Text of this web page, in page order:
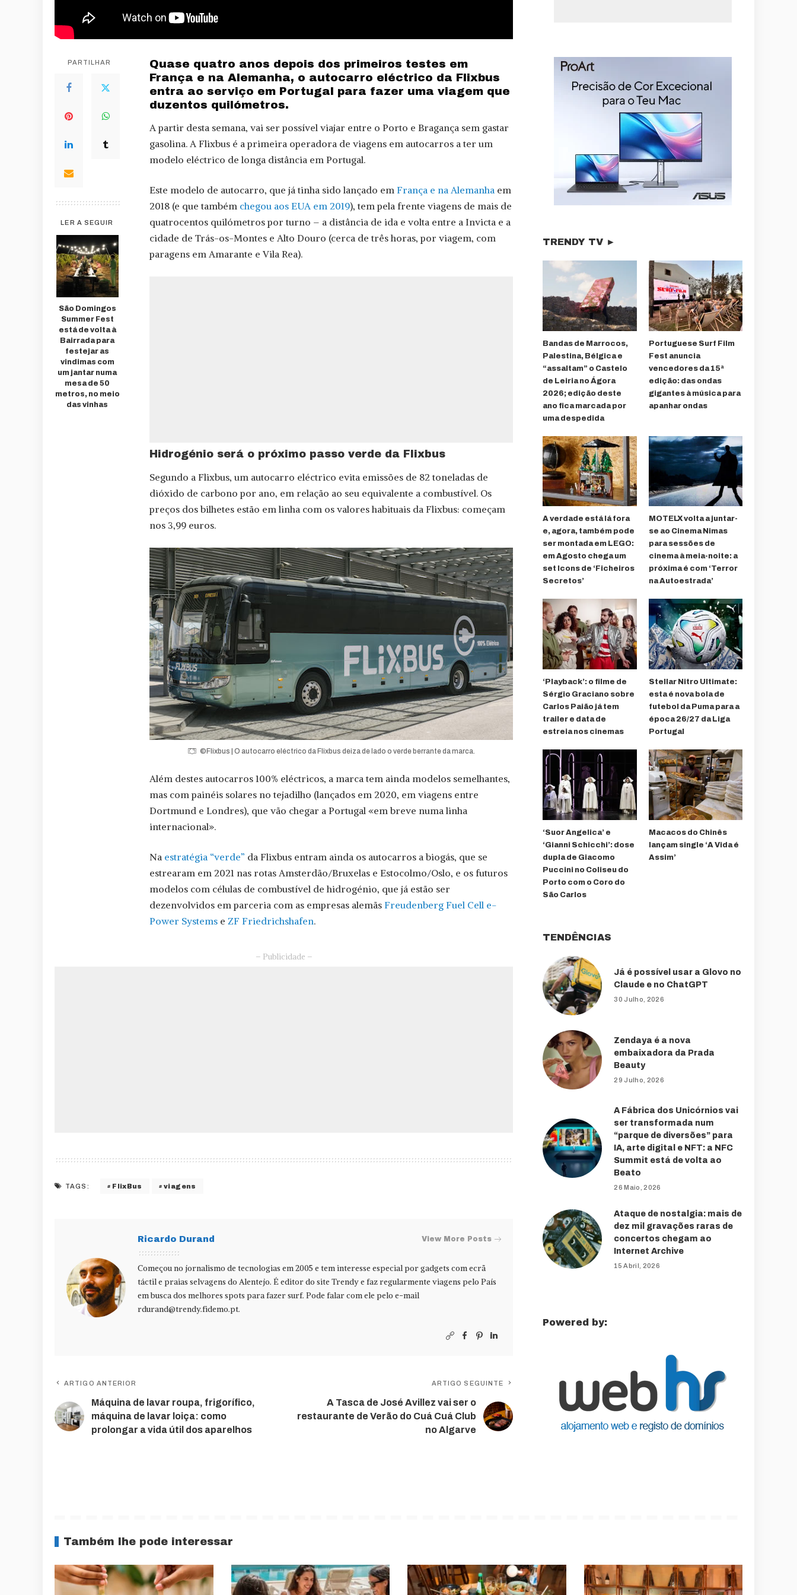
PARTILHAR
LER A SEGUIR
São Domingos
Summer Fest
está de volta à
Bairrada para
festejar as
vindimas com
um jantar numa
mesa de 50
metros, no meio
das vinhas
Quase quatro anos depois dos primeiros testes em
França e na Alemanha, o autocarro eléctrico da Flixbus
entra ao serviço em Portugal para fazer uma viagem que
duzentos quilómetros.
A partir desta semana, vai ser possível viajar entre o Porto e Bragança sem gastar
gasolina. A Flixbus é a primeira operadora de viagens em autocarros a ter um
modelo eléctrico de longa distância em Portugal.
Este modelo de autocarro, que já tinha sido lançado em França e na Alemanha em
2018 (e que também chegou aos EUA em 2019), tem pela frente viagens de mais de
quatrocentos quilómetros por turno – a distância de ida e volta entre a Invicta e a
cidade de Trás-os-Montes e Alto Douro (cerca de três horas, por viagem, com
paragens em Amarante e Vila Rea).
Hidrogénio será o próximo passo verde da Flixbus
Segundo a Flixbus, um autocarro eléctrico evita emissões de 82 toneladas de
dióxido de carbono por ano, em relação ao seu equivalente a combustível. Os
preços dos bilhetes estão em linha com os valores habituais da Flixbus: começam
nos 3,99 euros.
©Flixbus | O autocarro eléctrico da Flixbus deiza de lado o verde berrante da marca.
Além destes autocarros 100% eléctricos, a marca tem ainda modelos semelhantes,
mas com painéis solares no tejadilho (lançados em 2020, em viagens entre
Dortmund e Londres), que vão chegar a Portugal «em breve numa linha
internacional».
Na estratégia “verde” da Flixbus entram ainda os autocarros a biogás, que se
estrearam em 2021 nas rotas Amsterdão/Bruxelas e Estocolmo/Oslo, e os futuros
modelos com células de combustível de hidrogénio, que já estão ser
dezenvolvidos em parceria com as empresas alemãs Freudenberg Fuel Cell e-
Power Systems e ZF Friedrichshafen.
– Publicidade –
TAGS: FlixBus viagens
Ricardo Durand View More Posts
Começou no jornalismo de tecnologias em 2005 e tem interesse especial por gadgets com ecrã
táctil e praias selvagens do Alentejo. É editor do site Trendy e faz regularmente viagens pelo País
em busca dos melhores spots para fazer surf. Pode falar com ele pelo e-mail
rdurand@trendy.fidemo.pt.
ARTIGO ANTERIOR
Máquina de lavar roupa, frigorífico,
máquina de lavar loiça: como
prolongar a vida útil dos aparelhos
ARTIGO SEGUINTE
A Tasca de José Avillez vai ser o
restaurante de Verão do Cuá Cuá Club
no Algarve
TRENDY TV ►
Bandas de Marrocos,
Palestina, Bélgica e
“assaltam” o Castelo
de Leiria no Ágora
2026; edição deste
ano fica marcada por
uma despedida
Portuguese Surf Film
Fest anuncia
vencedores da 15ª
edição: das ondas
gigantes à música para
apanhar ondas
A verdade está lá fora
e, agora, também pode
ser montada em LEGO:
em Agosto chega um
set Icons de ‘Ficheiros
Secretos’
MOTELX volta a juntar-
se ao Cinema Nimas
para sessões de
cinema à meia-noite: a
próxima é com ‘Terror
na Autoestrada’
‘Playback’: o filme de
Sérgio Graciano sobre
Carlos Paião já tem
trailer e data de
estreia nos cinemas
Stellar Nitro Ultimate:
esta é nova bola de
futebol da Puma para a
época 26/27 da Liga
Portugal
‘Suor Angelica’ e
‘Gianni Schicchi’: dose
dupla de Giacomo
Puccini no Coliseu do
Porto com o Coro do
São Carlos
Macacos do Chinês
lançam single ‘A Vida é
Assim’
TENDÊNCIAS
Já é possível usar a Glovo no
Claude e no ChatGPT
30 Julho, 2026
Zendaya é a nova
embaixadora da Prada
Beauty
29 Julho, 2026
A Fábrica dos Unicórnios vai
ser transformada num
“parque de diversões” para
IA, arte digital e NFT: a NFC
Summit está de volta ao
Beato
26 Maio, 2026
Ataque de nostalgia: mais de
dez mil gravações raras de
concertos chegam ao
Internet Archive
15 Abril, 2026
Powered by:
Também lhe pode interessar